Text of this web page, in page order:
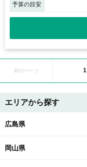
予算の目安
前のページ
エリアから探す
広島県
岡山県